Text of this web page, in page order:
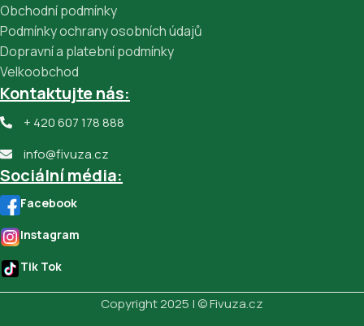
Obchodní podmínky
Podmínky ochrany osobních údajů
Dopravní a platební podmínky
Velkoobchod
Kontaktujte nás:
+ 420 607 178 888
info@fivuza.cz
Sociální média:
Facebook
Instagram
Tik Tok
Copyright 2025 | © Fivuza.cz